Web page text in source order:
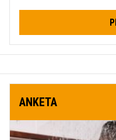
ANKETA